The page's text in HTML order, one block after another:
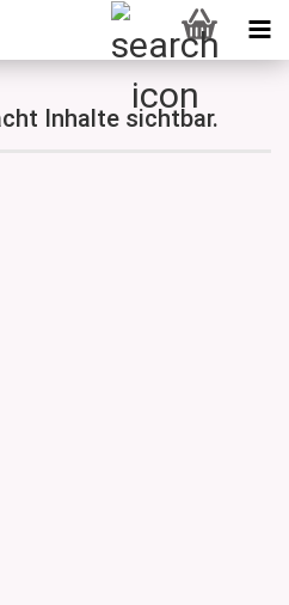
Inhalte sichtbar.